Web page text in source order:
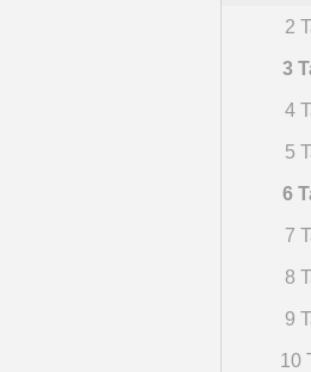
2
3
4
5
6
7
8
9
10